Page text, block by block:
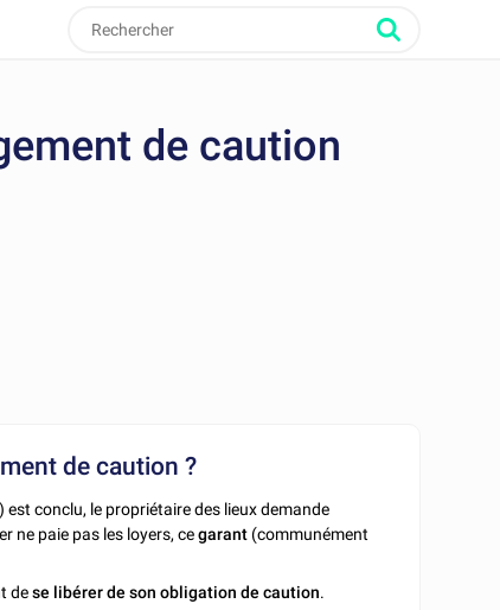
de caution
de caution ?
) est conclu, le propriétaire des lieux demande
ne paie pas les loyers, cegarant (communément
dese libérer de son obligation de caution.